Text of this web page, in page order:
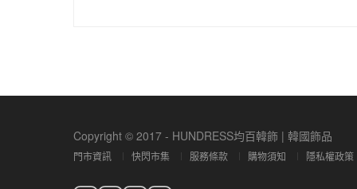
Copyright © 2017 - HUNDRESS均百韓飾 | 韓國飾品
門市資訊 快閃市集 服務條款 購物須知 隱私權政策